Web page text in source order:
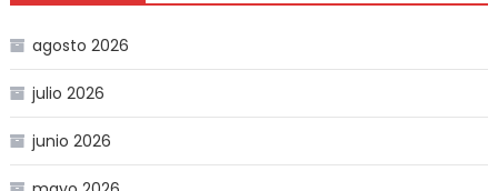
agosto 2026
julio 2026
junio 2026